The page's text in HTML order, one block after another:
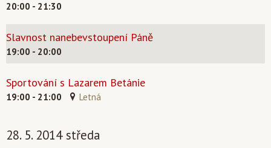
20:00 - 21:30
Slavnost nanebevstoupení Páně
19:00 - 20:00
Sportování s Lazarem Betánie
19:00 - 21:00 Letná
28. 5. 2014 středa